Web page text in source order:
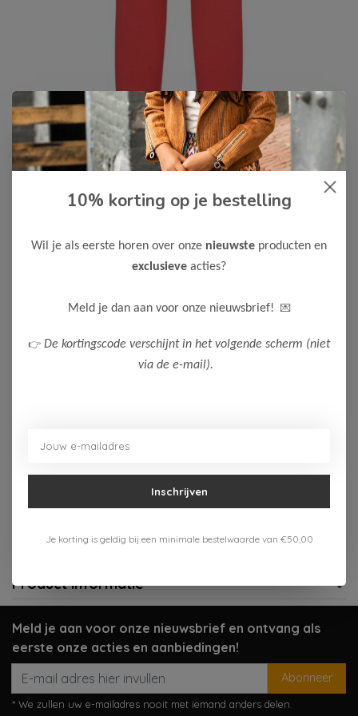
B.Nosy
B Nosy Meisjes Legging Lizzy
Gratis verzenden vanaf 75,-
Meer informatie?
Neem contact op over dit product
Product informatie
Meld je aan voor onze nieuwsbrief en ontvang als
eerste onze acties en aanbiedingen!
Abonneer
* We zullen uw e-mailadres nooit met iemand anders delen.
10% korting op je bestelling
Wil je als eerste horen over onze nieuwste producten en
exclusieve acties?
Meld je dan aan voor onze nieuwsbrief! 💌
👉 De kortingscode verschijnt in het volgende scherm (niet
via de e-mail).
Inschrijven
Je korting is geldig bij een minimale bestelwaarde van €50,00